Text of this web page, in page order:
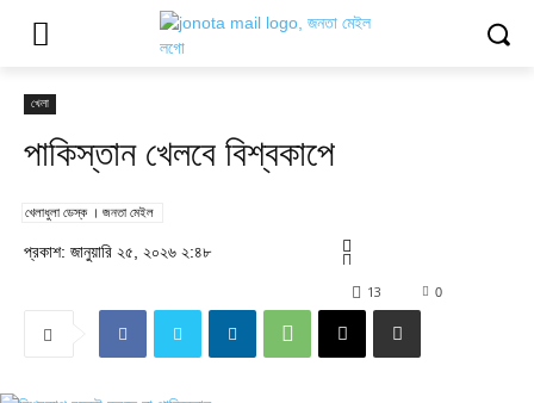
খেলা
পাকিস্তান খেলবে বিশ্বকাপে
খেলাধুলা ডেস্ক । জনতা মেইল
প্রকাশ: জানুয়ারি ২৫, ২০২৬ ২:৪৮
0
13